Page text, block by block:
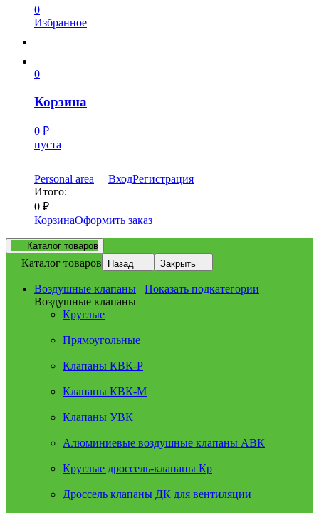
0
Избранное
0
Корзина
0 ₽
пуста
Personal area ВходРегистрация
Итого:
0 ₽
КорзинаОформить заказ
Каталог товаров
Каталог товаров Назад Закрыть
Воздушные клапаны
Показать подкатегории
Воздушные клапаны
Круглые
Прямоугольные
Клапаны КВК-Р
Клапаны КВК-М
Клапаны УВК
Алюминиевые воздушные клапаны АВК
Круглые дроссель-клапаны Кр
Дроссель клапаны ДК для вентиляции